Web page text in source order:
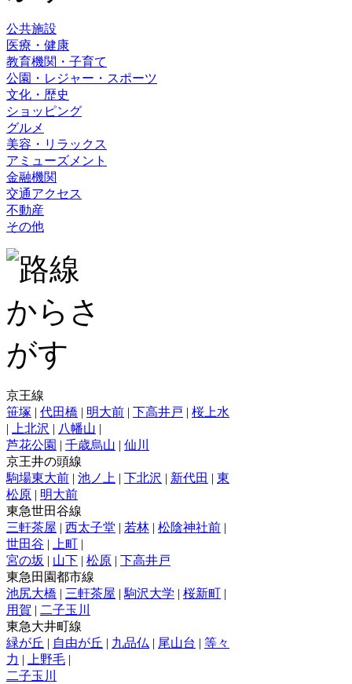
公共施設
医療・健康
教育機関・子育て
公園・レジャー・スポーツ
文化・歴史
ショッピング
グルメ
美容・リラックス
アミューズメント
金融機関
交通アクセス
不動産
その他
京王線
笹塚 | 代田橋 | 明大前 | 下高井戸 | 桜上水
|
上北沢 | 八幡山 |
芦花公園 | 千歳烏山 | 仙川
京王井の頭線
駒場東大前 | 池ノ上 | 下北沢 | 新代田 | 東
松原 | 明大前
東急世田谷線
三軒茶屋 | 西太子堂 | 若林 | 松陰神社前 |
世田谷 | 上町 |
宮の坂 | 山下 | 松原 | 下高井戸
東急田園都市線
池尻大橋 | 三軒茶屋 | 駒沢大学 | 桜新町 |
用賀 | 二子玉川
東急大井町線
緑が丘 | 自由が丘 | 九品仏 | 尾山台 | 等々
力 | 上野毛 |
二子玉川